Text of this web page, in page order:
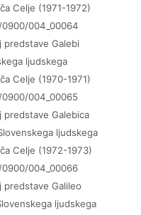
Celje (1971-1972)
0900/004_00064
predstave Galebi
ljudskega
Celje (1970-1971)
0900/004_00065
predstave Galebica
ljudskega
Celje (1972-1973)
0900/004_00066
predstave Galileo
ljudskega